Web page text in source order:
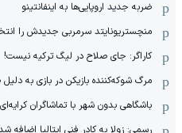
ضربه جدید اروپایی‌ها به اینفانتینو
منچستریونایتد سرمربی جدیدش را
کاراگر: جای صلاح در لیگ ترکیه نیست!
مرگ شوکه‌کننده بازیکن در بازی به
باشگاهی بدون شهر با تماشاگران
رسمی: زولا به کادر فنی ایتالیا اضافه